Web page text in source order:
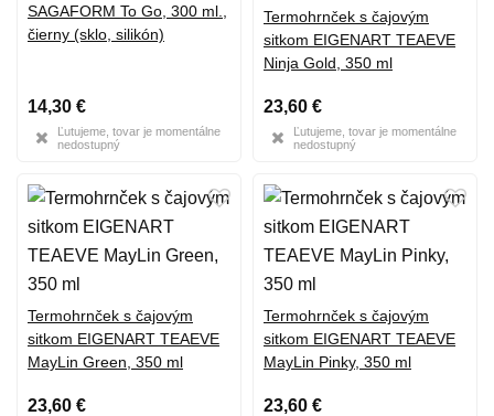
SAGAFORM To Go, 300 ml.,
čierny (sklo, silikón)
14,30 €
Ľutujeme, tovar je momentálne
nedostupný
Termohrnček s čajovým
sitkom EIGENART TEAEVE
Ninja Gold, 350 ml
23,60 €
Ľutujeme, tovar je momentálne
nedostupný
Termohrnček s čajovým
sitkom EIGENART TEAEVE
MayLin Green, 350 ml
23,60 €
Termohrnček s čajovým
sitkom EIGENART TEAEVE
MayLin Pinky, 350 ml
23,60 €